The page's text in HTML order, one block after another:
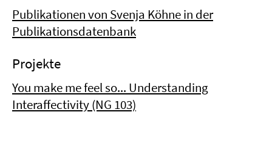
Publikationen von Svenja Köhne in der
Publikationsdatenbank
Projekte
You make me feel so... Understanding
Interaffectivity (NG 103)